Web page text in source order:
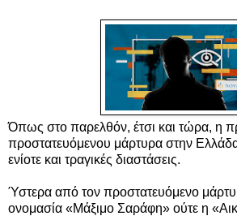
Όπως στο παρελθόν, έτσι και τώρα, η
προστατευόμενου μάρτυρα στην
ενίοτε και τραγικές διαστάσεις.
Ύστερα από τον προστατευόμενο
ονομασία «Μάξιμο Σαράφη» ούτε η